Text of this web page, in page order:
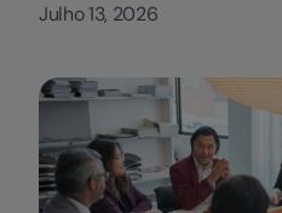
Julho 13, 2026